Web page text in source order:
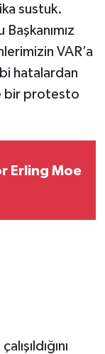
sustuk.
VAR’a
hatalardan
bir protesto
Erling Moe